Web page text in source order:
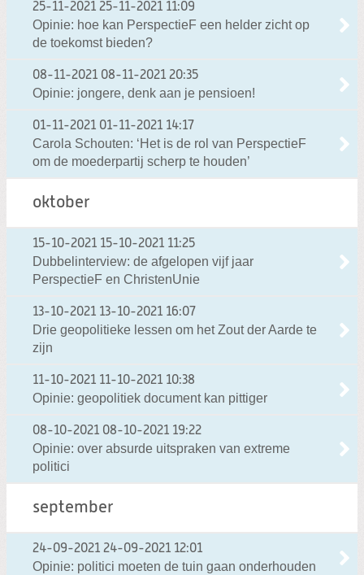
25-11-2021 25-11-2021 11:09
Opinie: hoe kan PerspectieF een helder zicht op
de toekomst bieden?
08-11-2021 08-11-2021 20:35
Opinie: jongere, denk aan je pensioen!
01-11-2021 01-11-2021 14:17
Carola Schouten: ‘Het is de rol van PerspectieF
om de moederpartij scherp te houden’
oktober
15-10-2021 15-10-2021 11:25
Dubbelinterview: de afgelopen vijf jaar
PerspectieF en ChristenUnie
13-10-2021 13-10-2021 16:07
Drie geopolitieke lessen om het Zout der Aarde te
zijn
11-10-2021 11-10-2021 10:38
Opinie: geopolitiek document kan pittiger
08-10-2021 08-10-2021 19:22
Opinie: over absurde uitspraken van extreme
politici
september
24-09-2021 24-09-2021 12:01
Opinie: politici moeten de tuin gaan onderhouden